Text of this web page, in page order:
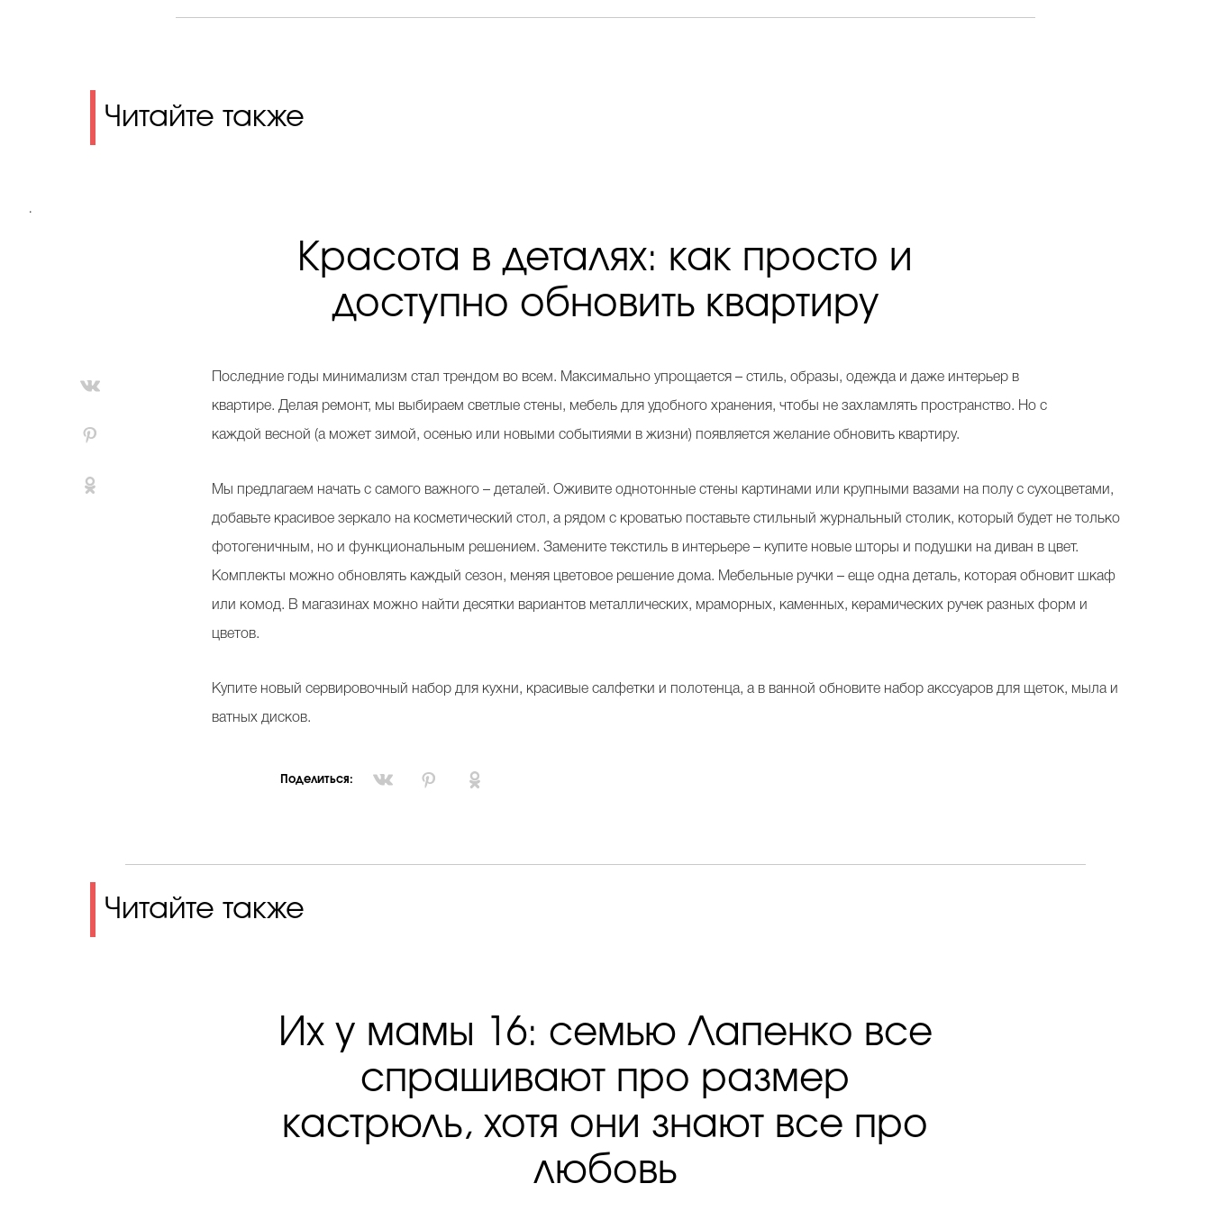
Читайте также
.
Красота в деталях: как просто и
доступно обновить квартиру
Последние годы минимализм стал трендом во всем. Максимально упрощается – стиль, образы, одежда и даже интерьер в
квартире. Делая ремонт, мы выбираем светлые стены, мебель для удобного хранения, чтобы не захламлять пространство. Но с
каждой весной (а может зимой, осенью или новыми событиями в жизни) появляется желание обновить квартиру.
Мы предлагаем начать с самого важного – деталей. Оживите однотонные стены картинами или крупными вазами на полу с сухоцветами,
добавьте красивое зеркало на косметический стол, а рядом с кроватью поставьте стильный журнальный столик, который будет не только
фотогеничным, но и функциональным решением. Замените текстиль в интерьере – купите новые шторы и подушки на диван в цвет.
Комплекты можно обновлять каждый сезон, меняя цветовое решение дома. Мебельные ручки – еще одна деталь, которая обновит шкаф
или комод. В магазинах можно найти десятки вариантов металлических, мраморных, каменных, керамических ручек разных форм и
цветов.
Купите новый сервировочный набор для кухни, красивые салфетки и полотенца, а в ванной обновите набор акссуаров для щеток, мыла и
ватных дисков.
Поделиться:
Читайте также
Их у мамы 16: семью Лапенко все
спрашивают про размер
кастрюль, хотя они знают все про
любовь